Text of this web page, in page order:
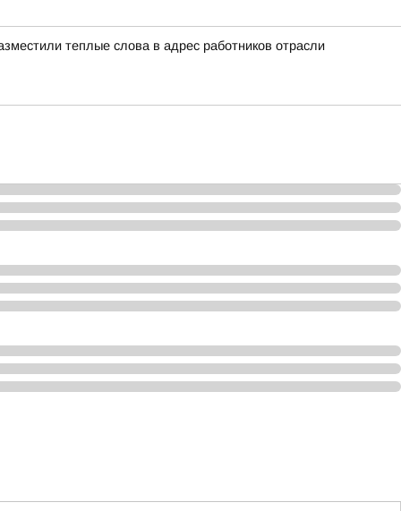
теплые слова в адрес работников отрасли